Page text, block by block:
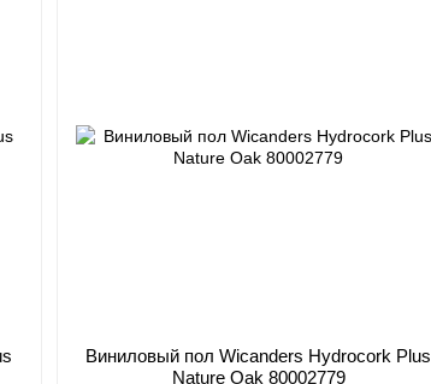
Виниловый пол Wicanders Hydrocork Plus
Nature Oak 80002779